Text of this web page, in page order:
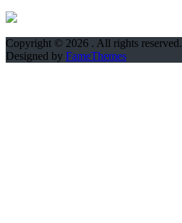
Copyright © 2026 . All rights reserved.
Designed by FameThemes